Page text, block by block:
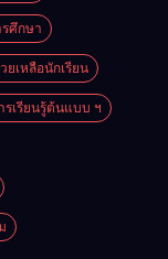
ศึกษา
เหลือนักเรียน
รเรียนรู้ต้นแบบ ฯ